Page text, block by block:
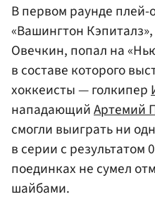
В первом раунде
«Вашингтон
Овечкин, попал на
в составе которого
хоккеисты — голкипер
нападающийАртемий
смогли выиграть ни
в серии с результатом
поединках не сумел
шайбами.